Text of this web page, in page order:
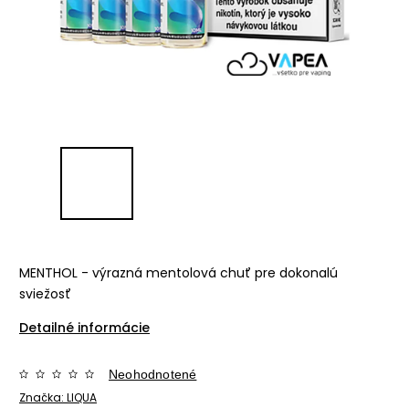
MENTHOL - výrazná mentolová chuť pre dokonalú
sviežosť
Detailné informácie
Značka: LIQUA
Neohodnotené